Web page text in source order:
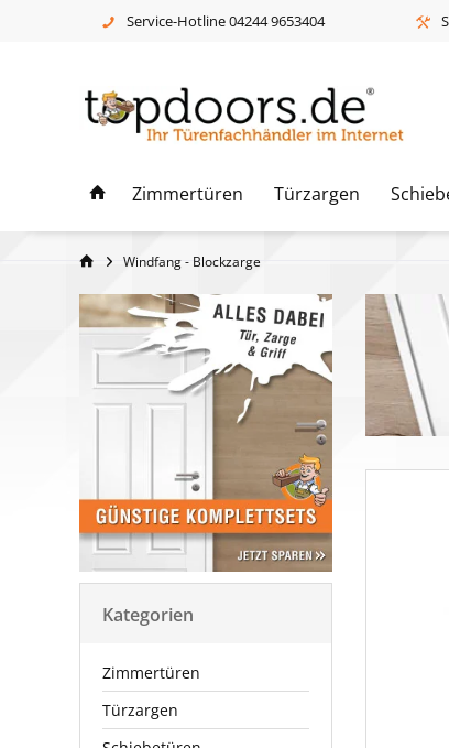
Service-Hotline 04244 9653404
Zimmertüren Türzargen
Windfang - Blockzarge
Kategorien
Zimmertüren
Türzargen